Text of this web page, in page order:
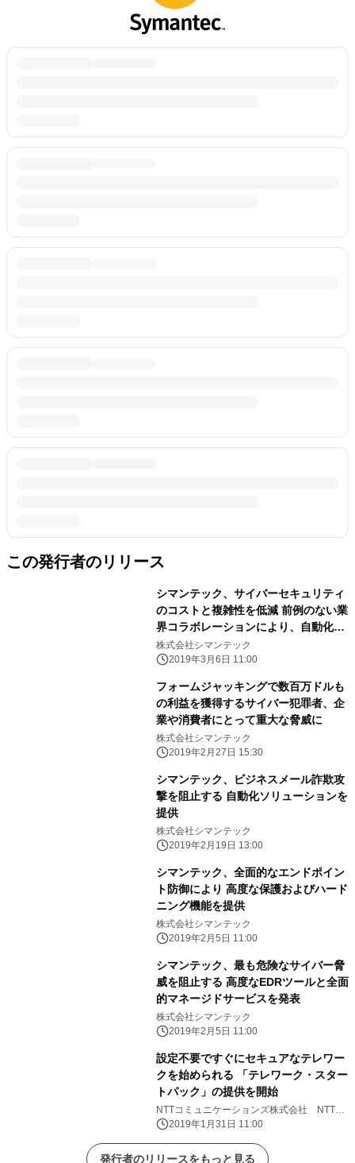
この発行者のリリース
シマンテック、サイバーセキュリティ
のコストと複雑性を低減 前例のない業
界コラボレーションにより、自動化と
連携を推進
株式会社シマンテック
2019年3月6日 11:00
フォームジャッキングで数百万ドルも
の利益を獲得するサイバー犯罪者、企
業や消費者にとって重大な脅威に
株式会社シマンテック
2019年2月27日 15:30
シマンテック、ビジネスメール詐欺攻
撃を阻止する 自動化ソリューションを
提供
株式会社シマンテック
2019年2月19日 13:00
シマンテック、全面的なエンドポイン
ト防御により 高度な保護およびハード
ニング機能を提供
株式会社シマンテック
2019年2月5日 11:00
シマンテック、最も危険なサイバー脅
威を阻止する 高度なEDRツールと全面
的マネージドサービスを発表
株式会社シマンテック
2019年2月5日 11:00
設定不要ですぐにセキュアなテレワー
クを始められる 「テレワーク・スター
トパック」の提供を開始
NTTコミュニケーションズ株式会社 NTTセ
キュリティ・ジャパン株式会社 シマンテッ
2019年1月31日 11:00
発行者のリリースをもっと見る